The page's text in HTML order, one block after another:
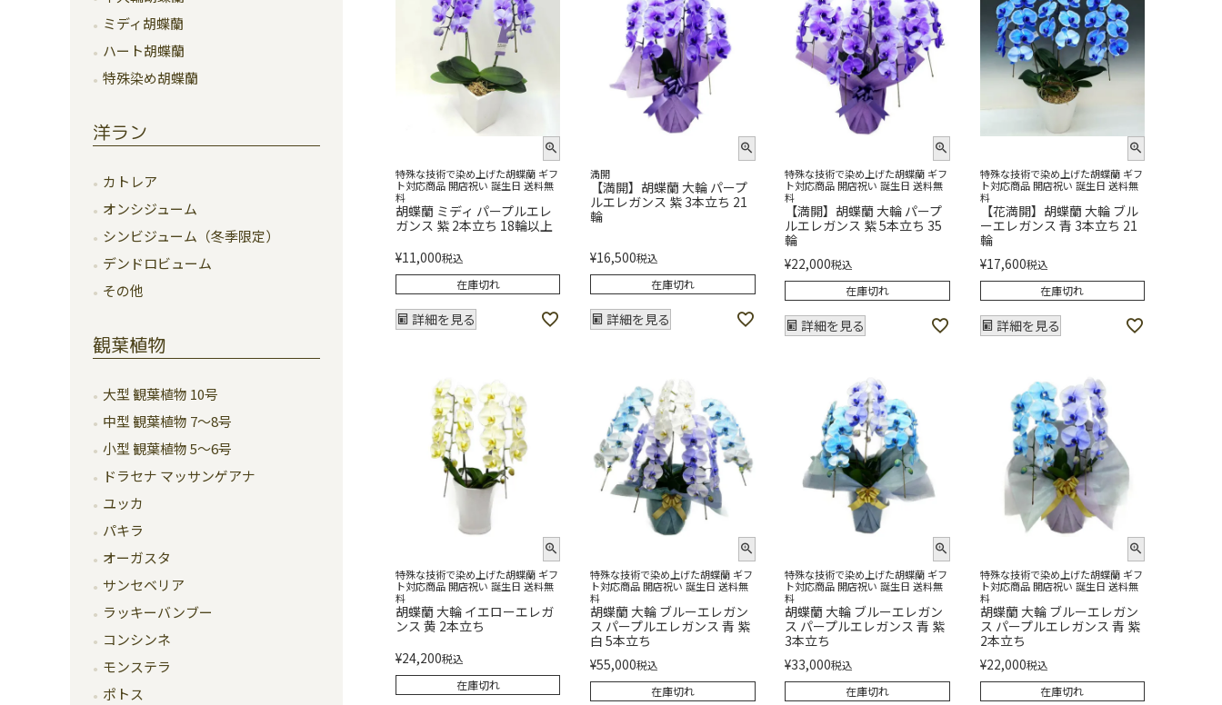
ミディ胡蝶蘭
ハート胡蝶蘭
特殊染め胡蝶蘭
洋ラン
カトレア
オンシジューム
シンビジューム（冬季限定）
デンドロビューム
その他
観葉植物
大型 観葉植物 10号
中型 観葉植物 7～8号
小型 観葉植物 5～6号
ドラセナ マッサンゲアナ
ユッカ
パキラ
オーガスタ
サンセベリア
ラッキーバンブー
コンシンネ
モンステラ
ポトス
特殊な技術で染め上げた胡蝶蘭 ギフ
ト対応商品 開店祝い 誕生日 送料無
料
胡蝶蘭 ミディ パープルエレ
ガンス 紫 2本立ち 18輪以上
¥11,000税込
在庫切れ
詳細を見る
満開
【満開】胡蝶蘭 大輪 パープ
ルエレガンス 紫 3本立ち 21
輪
¥16,500税込
在庫切れ
詳細を見る
特殊な技術で染め上げた胡蝶蘭 ギフ
ト対応商品 開店祝い 誕生日 送料無
料
【満開】胡蝶蘭 大輪 パープ
ルエレガンス 紫 5本立ち 35
輪
¥22,000税込
在庫切れ
詳細を見る
特殊な技術で染め上げた胡蝶蘭 ギフ
ト対応商品 開店祝い 誕生日 送料無
料
【花満開】胡蝶蘭 大輪 ブル
ーエレガンス 青 3本立ち 21
輪
¥17,600税込
在庫切れ
詳細を見る
特殊な技術で染め上げた胡蝶蘭 ギフ
ト対応商品 開店祝い 誕生日 送料無
料
胡蝶蘭 大輪 イエローエレガ
ンス 黄 2本立ち
¥24,200税込
在庫切れ
特殊な技術で染め上げた胡蝶蘭 ギフ
ト対応商品 開店祝い 誕生日 送料無
料
胡蝶蘭 大輪 ブルーエレガン
ス パープルエレガンス 青 紫
白 5本立ち
¥55,000税込
在庫切れ
特殊な技術で染め上げた胡蝶蘭 ギフ
ト対応商品 開店祝い 誕生日 送料無
料
胡蝶蘭 大輪 ブルーエレガン
ス パープルエレガンス 青 紫
3本立ち
¥33,000税込
在庫切れ
特殊な技術で染め上げた胡蝶蘭 ギフ
ト対応商品 開店祝い 誕生日 送料無
料
胡蝶蘭 大輪 ブルーエレガン
ス パープルエレガンス 青 紫
2本立ち
¥22,000税込
在庫切れ